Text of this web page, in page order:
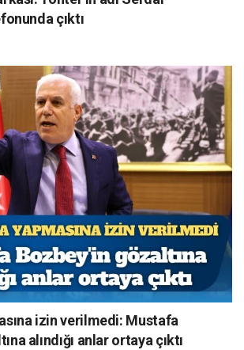
çıktı
izin verilmedi: Mustafa
alındığı anlar ortaya çıktı